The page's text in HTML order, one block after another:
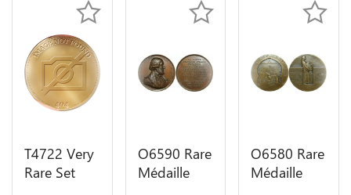
T4722 Very
Rare Set
O6590 Rare
Médaille
O6580 Rare
Médaille